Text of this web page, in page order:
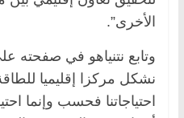
الأخرى”.
وتابع نتنياهو في
نشكل مركزا إقليميا
احتياجاتنا فحسب وإنما